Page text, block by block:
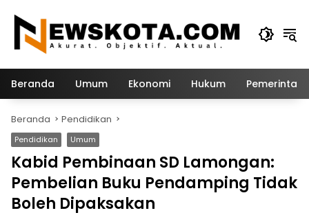
konten
Beranda Umum Ekonomi Hukum
Beranda Pendidikan
Pendidikan Umum
Kabid Pembinaan SD Lamongan:
Pembelian Buku Pendamping Tidak
Boleh Dipaksakan